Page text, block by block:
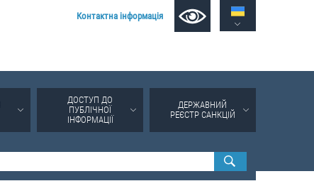
Контактна інформація
ДОСТУП ДО
ПУБЛІЧНОЇ
ІНФОРМАЦІЇ
ДЕРЖАВНИЙ
РЕЄСТР САНКЦІЙ